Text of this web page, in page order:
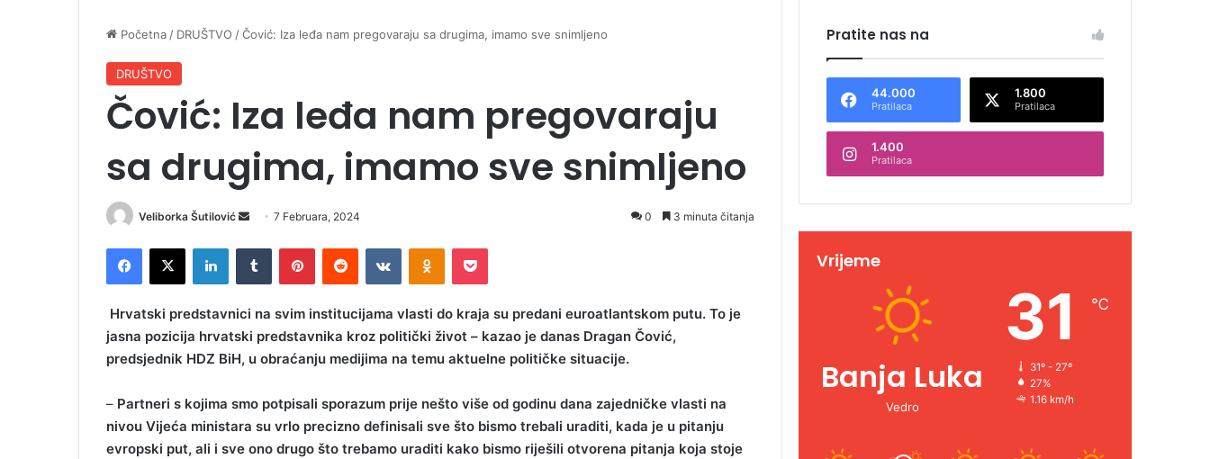
Početna / DRUŠTVO /Čović: Iza leđa nam pregovaraju sa drugima, imamo sve snimljeno
DRUŠTVO
Čović: Iza leđa nam pregovaraju
sa drugima, imamo sve snimljeno
Veliborka Šutilović
n
d
m
i
l
7 Februara, 2024 0 3 minuta čitanja
Hrvatski predstavnici na svim institucijama vlasti do kraja su predani euroatlantskom putu. To je
jasna pozicija hrvatski predstavnika kroz politički život – kazao je danas Dragan Čović,
predsjednik HDZ BiH, u obraćanju medijima na temu aktuelne političke situacije.
– Partneri s kojima smo potpisali sporazum prije nešto više od godinu dana zajedničke vlasti na
nivou Vijeća ministara su vrlo precizno definisali sve što bismo trebali uraditi, kada je u pitanju
evropski put, ali i sve ono drugo što trebamo uraditi kako bismo riješili otvorena pitanja koja stoje
Pratite nas na
44.000
Pratilaca
1.800
Pratilaca
1.400
Pratilaca
Vrijeme
Banja Luka
Vedro
31 ℃
31º - 27º
27%
1.16 km/h